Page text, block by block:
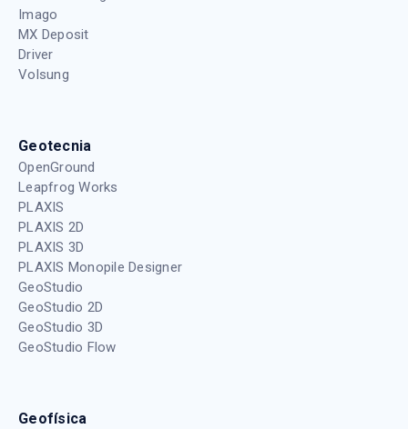
Imago
MX Deposit
Driver
Volsung
Geotecnia
OpenGround
Leapfrog Works
PLAXIS
PLAXIS 2D
PLAXIS 3D
PLAXIS Monopile Designer
GeoStudio
GeoStudio 2D
GeoStudio 3D
GeoStudio Flow
Geofísica